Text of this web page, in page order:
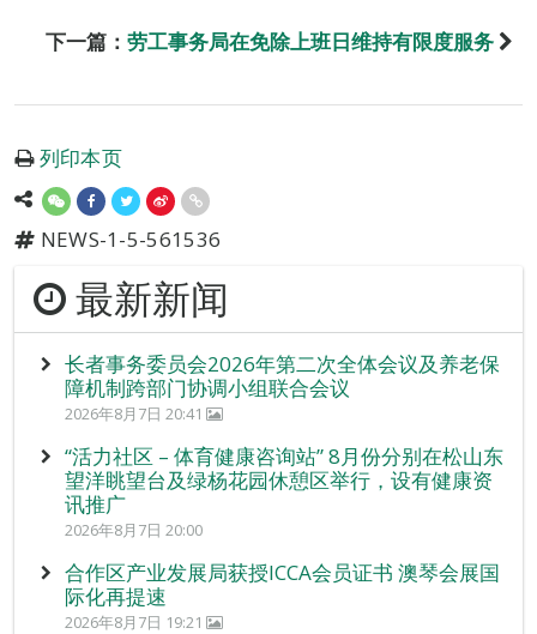
下一篇： 劳工事务局在免除上班日维持有限度服务
列印本页
NEWS-1-5-561536
最新新闻
长者事务委员会2026年第二次全体会议及养老保
障机制跨部门协调小组联合会议
2026年8月7日 20:41
“活力社区 – 体育健康咨询站” 8月份分别在松山东
望洋眺望台及绿杨花园休憩区举行，设有健康资
讯推广
2026年8月7日 20:00
合作区产业发展局获授ICCA会员证书 澳琴会展国
际化再提速
2026年8月7日 19:21